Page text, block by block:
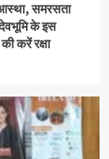
समरसता
के इस
करें रक्षा